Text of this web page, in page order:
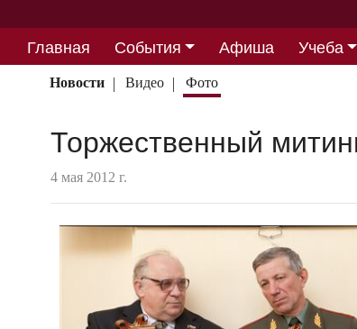
Главная События Афиша Учеба
Партнерство
Новости Видео Фото
Торжественный
4 мая 2012 г.